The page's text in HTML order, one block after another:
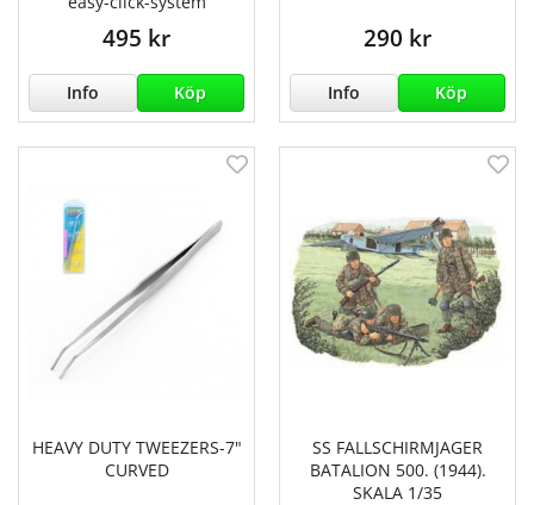
495 kr
Info Köp
290 kr
Info Köp
HEAVY DUTY TWEEZERS-7"
CURVED
SS FALLSCHIRMJAGER
BATALION 500. (1944).
SKALA 1/35